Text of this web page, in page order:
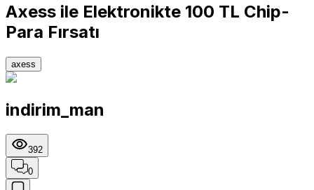
Axess ile Elektronikte 100 TL Chip-
Para Fırsatı
axess
indirim_man
392
0